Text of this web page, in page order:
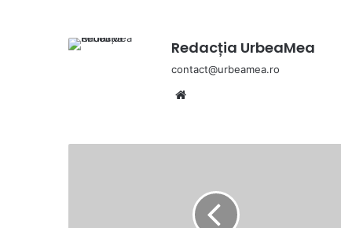
Redacția UrbeaMea
contact@urbeamea.ro